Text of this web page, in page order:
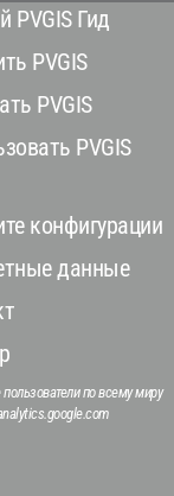
PVGIS Гид
PVGIS
PVGIS
PVGIS
конфигурации
данные
по всему миру